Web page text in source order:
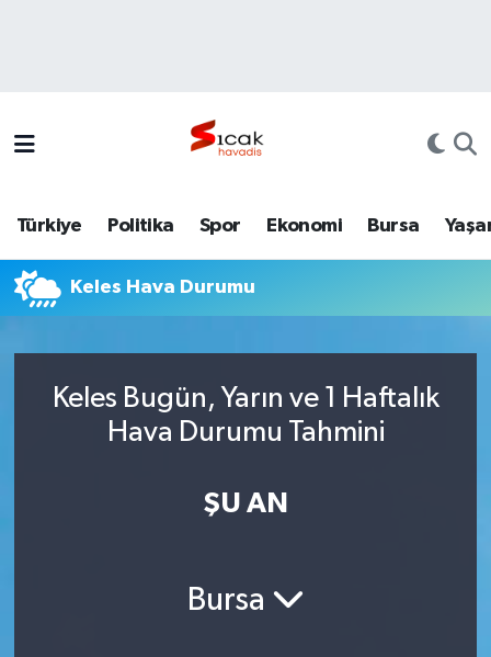
Türkiye Politika Spor Ekonomi Bursa
Keles Hava Durumu
Keles Bugün, Yarın ve 1 Haftalık
Hava Durumu Tahmini
ŞU AN
Bursa
Türkiye
Haber Arşivi